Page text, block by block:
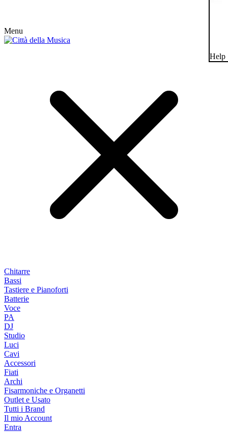
Menu
Chitarre
Bassi
Tastiere e Pianoforti
Batterie
Voce
PA
DJ
Studio
Luci
Cavi
Accessori
Fiati
Archi
Fisarmoniche e Organetti
Outlet e Usato
Tutti i Brand
Il mio Account
Entra
Help